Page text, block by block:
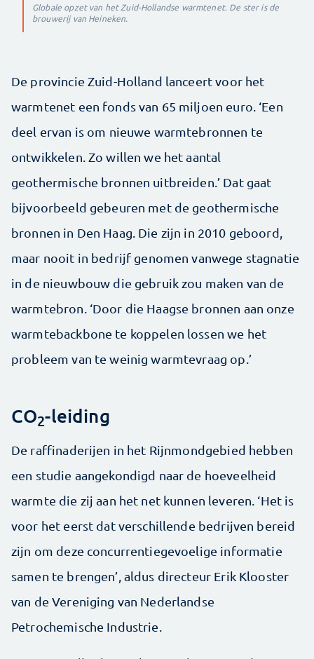
Globale opzet van het Zuid-Hollandse warmtenet. De ster is de
brouwerij van Heineken.
De provincie Zuid-Holland lanceert voor het
warmtenet een fonds van 65 miljoen euro. ‘Een
deel ervan is om nieuwe warmtebronnen te
ontwikkelen. Zo willen we het aantal
geothermische bronnen uitbreiden.’ Dat gaat
bijvoorbeeld gebeuren met de geothermische
bronnen in Den Haag. Die zijn in 2010 geboord,
maar nooit in bedrijf genomen vanwege stagnatie
in de nieuwbouw die gebruik zou maken van de
warmtebron. ‘Door die Haagse bronnen aan onze
warmtebackbone te koppelen lossen we het
probleem van te weinig warmtevraag op.’
CO2-leiding
De raffinaderijen in het Rijnmondgebied hebben
een studie aangekondigd naar de hoeveelheid
warmte die zij aan het net kunnen leveren. ‘Het is
voor het eerst dat verschillende bedrijven bereid
zijn om deze concurrentiegevoelige informatie
samen te brengen’, aldus directeur Erik Klooster
van de Vereniging van Nederlandse
Petrochemische Industrie.